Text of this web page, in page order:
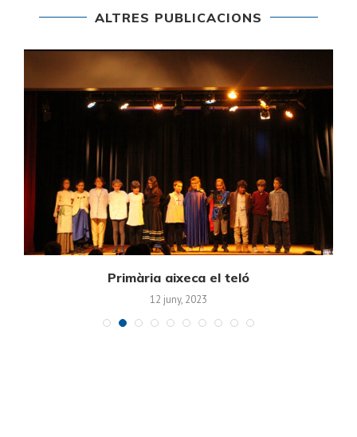
ALTRES PUBLICACIONS
Primària aixeca el teló
12 juny, 2023